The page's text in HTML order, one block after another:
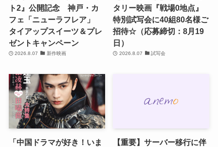
ト2』公開記念 神戸・カ
フェ「ニューラフレア」
タイアップスイーツ＆プレ
ゼントキャンペーン
2026.8.07 新作映画
タリー映画『戦場0地点』
特別試写会に40組80名様ご
招待☆（応募締切：8月19
日）
2026.8.07 試写会
「中国ドラマが好き！いま
【重要】サーバー移行に伴